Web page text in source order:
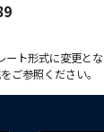
ート形式に変更とな
ご参照ください。